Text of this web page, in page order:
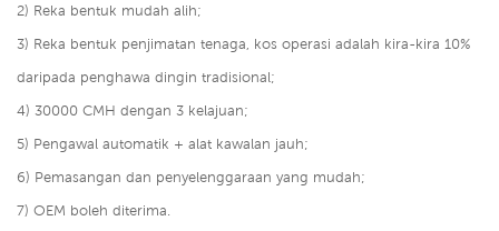
2) Reka bentuk mudah alih;
3) Reka bentuk penjimatan tenaga, kos operasi adalah kira-kira 10%
daripada penghawa dingin tradisional;
4) 30000 CMH dengan 3 kelajuan;
5) Pengawal automatik + alat kawalan jauh;
6) Pemasangan dan penyelenggaraan yang mudah;
7) OEM boleh diterima.